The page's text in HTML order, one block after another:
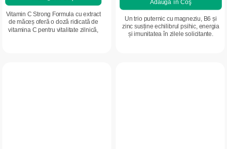
Vitamin C Strong Formula cu extract
de măceș oferă o doză ridicată de
vitamina C pentru vitalitate zilnică,
Adaugă în Coş
Un trio puternic cu magneziu, B6 și
zinc susține echilibrul psihic, energia
și imunitatea în zilele solicitante.